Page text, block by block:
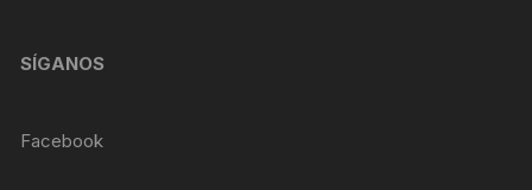
SÍGANOS
Facebook